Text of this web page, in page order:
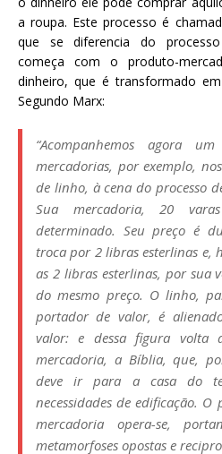
a roupa. Este processo é
que se diferencia do
começa com o produto-
dinheiro, que é transformado
Segundo Marx:
“Acompanhemos agora
mercadorias, por exemplo,
de linho, à cena do processo
Sua mercadoria, 20
determinado. Seu preço é
troca por 2 libras esterlinas e,
as 2 libras esterlinas, por sua
do mesmo preço. O linho,
portador de valor, é
valor: e dessa figura volta
mercadoria, a Bíblia, que,
deve ir para a casa do
necessidades de edificação.
mercadoria opera-se,
metamorfoses opostas e